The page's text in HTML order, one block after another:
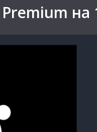
аккаунты
на